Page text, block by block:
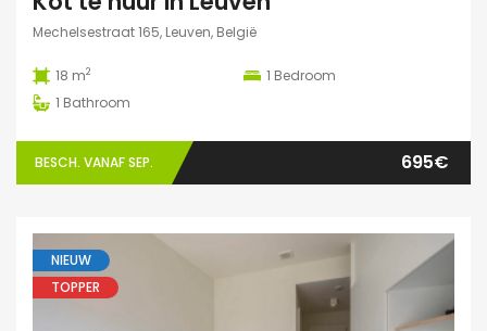
Mechelsestraat 165, Leuven, België
18 m2 1 Bedroom
1 Bathroom
BESCH. VANAF SEP. 695€
NIEUW
TOPPER